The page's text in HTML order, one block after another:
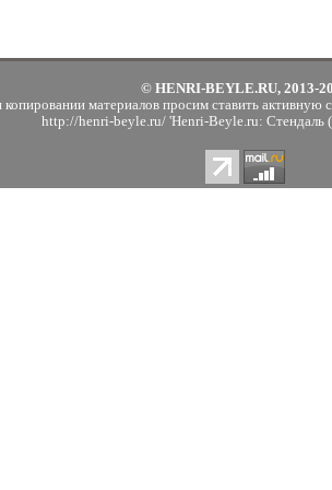
© HENRI-BEYLE.RU, 2013-
материалов просим ставить активную
http://henri-beyle.ru/ 'Henri-Beyle.ru: Стендаль